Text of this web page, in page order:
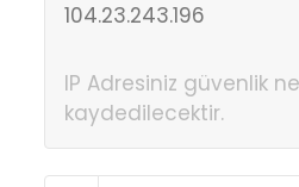
104.23.243.196
IP Adresiniz güvenlik
kaydedilecektir.